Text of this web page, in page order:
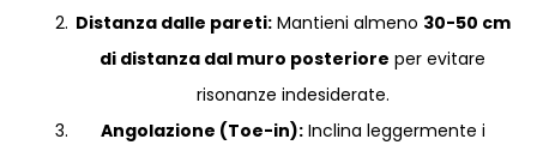
Distanza dalle pareti:Mantieni almeno 30-50 cm
di distanza dal muro posteriore per evitare
risonanze indesiderate.
Angolazione (Toe-in):Inclina leggermente i